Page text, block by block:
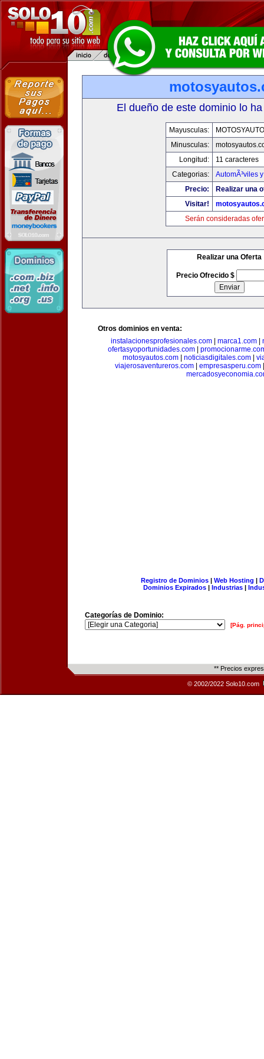
El dueño de este dominio lo
Mayusculas:
Minusculas:
Longitud:
11 caracteres
Categorias:
AutomÃ³viles
Precio:
Realizar una
Visitar!
Serán consideradas
Realizar una Oferta
Precio Ofrecido $
Otros dominios en venta:
instalacionesprofesionales.com| marca1.com|
ofertasyoportunidades.com
motosyautos.com
noticiasdigitales.com
viajerosaventureros.com| empresasperu.com
Registro de Dominios| Web Hosting |
Dominios Expirados | Industrias |
Categorías de Dominio:
[Pág.
** Precios
© 2002/2022 Solo10.com